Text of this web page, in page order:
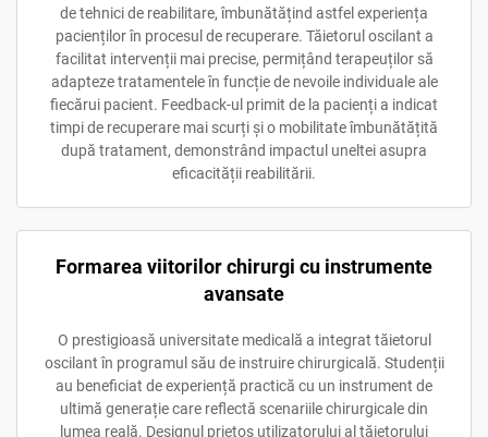
de tehnici de reabilitare, îmbunătățind astfel experiența
pacienților în procesul de recuperare. Tăietorul oscilant a
facilitat intervenții mai precise, permițând terapeuților să
adapteze tratamentele în funcție de nevoile individuale ale
fiecărui pacient. Feedback-ul primit de la pacienți a indicat
timpi de recuperare mai scurți și o mobilitate îmbunătățită
după tratament, demonstrând impactul uneltei asupra
eficacității reabilitării.
Formarea viitorilor chirurgi cu instrumente
avansate
O prestigioasă universitate medicală a integrat tăietorul
oscilant în programul său de instruire chirurgicală. Studenții
au beneficiat de experiență practică cu un instrument de
ultimă generație care reflectă scenariile chirurgicale din
lumea reală. Designul prietos utilizatorului al tăietorului